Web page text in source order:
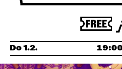
Do 1.2. 19:00